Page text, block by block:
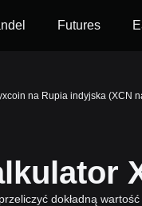
Futures
na Rupia indyjska (XCN
dokładną